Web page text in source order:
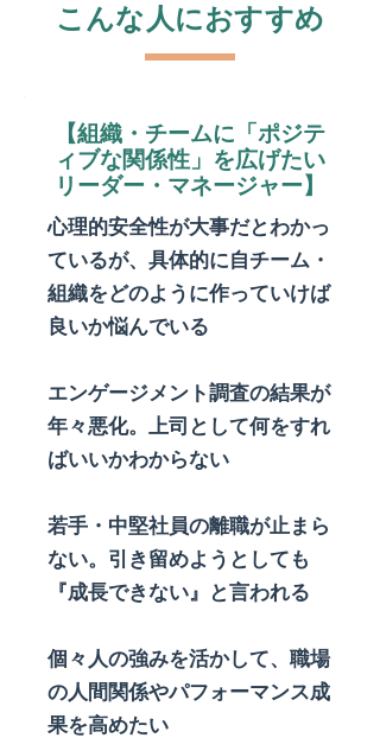
​こんな人におすすめ
【​組織・チームに「ポジテ
ィブな関係性」を広げたい
リーダー・マネージャー】
心理的安全性が大事だとわかっ
ているが、具体的に自チーム・
組織をどのように作っていけば
良いか悩んでいる
エンゲージメント調査の結果が
年々悪化。上司として何をすれ
ばいいかわからない
若手・中堅社員の離職が止まら
ない。引き留めようとしても
『成長できない』と言われる
個々人の強みを活かして、職場
の人間関係やパフォーマンス成
果を高めたい